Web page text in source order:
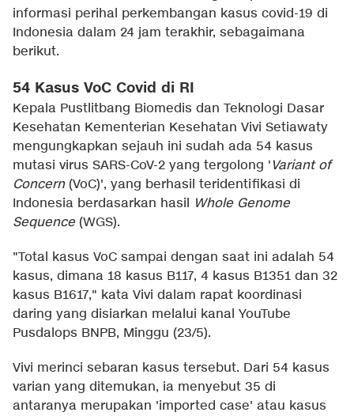
informasi perihal perkembangan kasus covid-19 di
Indonesia dalam 24 jam terakhir, sebagaimana
berikut.
54 Kasus VoC Covid di RI
Kepala Pustlitbang Biomedis dan Teknologi Dasar
Kesehatan Kementerian Kesehatan Vivi Setiawaty
mengungkapkan sejauh ini sudah ada 54 kasus
mutasi virus SARS-CoV-2 yang tergolong 'Variant of
Concern(VoC)', yang berhasil teridentifikasi di
Indonesia berdasarkan hasil Whole Genome
Sequence (WGS).
"Total kasus VoC sampai dengan saat ini adalah 54
kasus, dimana 18 kasus B117, 4 kasus B1351 dan 32
kasus B1617," kata Vivi dalam rapat koordinasi
daring yang disiarkan melalui kanal YouTube
Pusdalops BNPB, Minggu (23/5).
Vivi merinci sebaran kasus tersebut. Dari 54 kasus
varian yang ditemukan, ia menyebut 35 di
antaranya merupakan 'imported case' atau kasus